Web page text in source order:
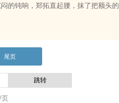
的钝响，郑拓直起腰，抹了把额头的
尾页